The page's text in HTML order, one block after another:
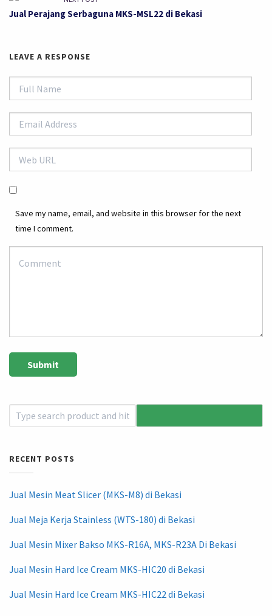
Jual Perajang Serbaguna MKS-MSL22 di Bekasi
LEAVE A RESPONSE
Save my name, email, and website in this browser for the next
time I comment.
RECENT POSTS
Jual Mesin Meat Slicer (MKS-M8) di Bekasi
Jual Meja Kerja Stainless (WTS-180) di Bekasi
Jual Mesin Mixer Bakso MKS-R16A, MKS-R23A Di Bekasi
Jual Mesin Hard Ice Cream MKS-HIC20 di Bekasi
Jual Mesin Hard Ice Cream MKS-HIC22 di Bekasi